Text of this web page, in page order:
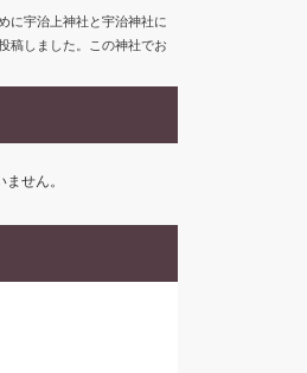
に宇治上神社と宇治神社に
稿しました。この神社でお
せん。